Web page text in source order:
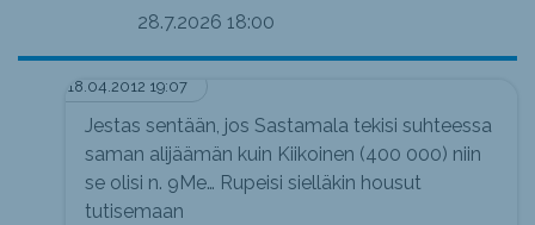
28.7.2026 18:00
18.04.2012 19:07
Jestas sentään, jos Sastamala tekisi suhteessa
saman alijäämän kuin Kiikoinen (400 000) niin
se olisi n. 9Me… Rupeisi sielläkin housut
tutisemaan